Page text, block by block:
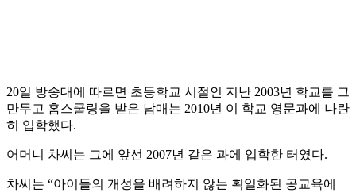
20일 방송대에 따르면 초등학교 시절인 지난 2003년 학교를 그
만두고 홈스쿨링을 받은 남매는 2010년 이 학교 영문과에 나란
히 입학했다.
어머니 차씨는 그에 앞선 2007년 같은 과에 입학한 터였다.
차씨는 “아이들의 개성을 배려하지 않는 획일화된 공교육에